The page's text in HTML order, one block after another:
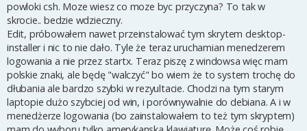
powloki csh. Moze wiesz co moze byc przyczyna? To tak w
skrocie.. bedzie wdzieczny.
Edit, próbowałem nawet przeinstalować tym skrytem desktop-
installer i nic to nie dało. Tyle że teraz uruchamian menedzerem
logowania a nie przez startx. Teraz piszę z windowsa więc mam
polskie znaki, ale będę "walczyć" bo wiem że to system trochę do
dłubania ale bardzo szybki w rezyultacie. Chodzi na tym starym
laptopie dużo szybciej od win, i porównywalnie do debiana. A i w
menedżerze logowania (bo zainstalowałem to też tym skryptem)